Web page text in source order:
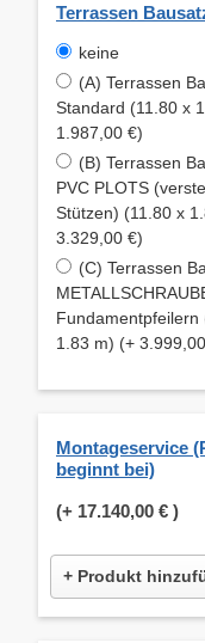
Terrassen
keine
(A) Terrassen
Standard (11.80 x
1.987,00 €)
(B) Terrassen
PVC PLOTS
Stützen) (11.80 x
3.329,00 €)
(C) Terrassen
Fundamentpfeilern
1.83 m) (+
Montageservice
beginnt bei)
(+ 17.140,00 € )
+ Produkt